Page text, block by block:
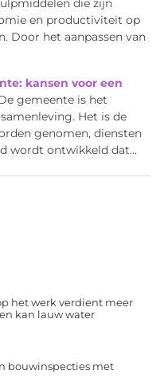
en productiviteit op
Door het aanpassen van
kansen voor een
gemeente is het
Het is de
genomen, diensten
wordt ontwikkeld dat...
het werk verdient meer
kan lauw water
bouwinspecties met